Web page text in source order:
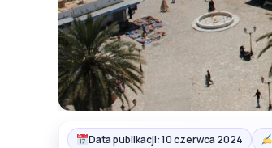
Data publikacji: 10 czerwca 2024